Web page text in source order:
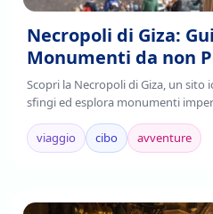
Necropoli di Giza:
Monumenti da non
Scopri la Necropoli di Giza, un sito
sfingi ed esplora monumenti
storia. Leggi di più!
viaggio
cibo avventure